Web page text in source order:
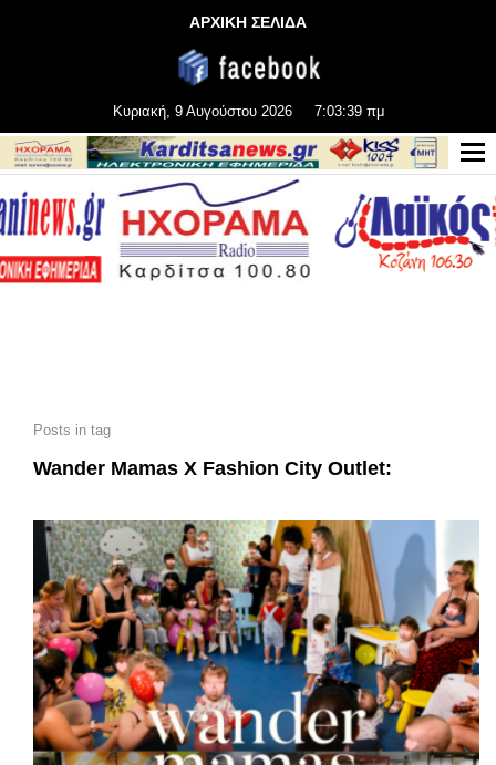
ΑΡΧΙΚΗ ΣΕΛΙΔΑ
Κυριακή, 9 Αυγούστου 2026 7:03:40 πμ
Posts in tag
Wander Mamas X Fashion City Outlet: